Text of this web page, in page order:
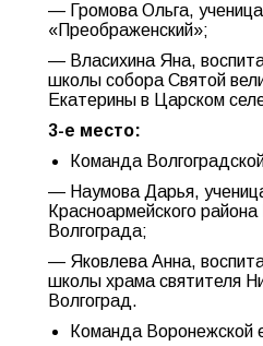
— Громова Ольга,
«Преображенский»;
— Власихина Яна,
школы собора Святой
Екатерины в Царском
3-е место:
Команда
— Наумова Дарья,
Красноармейского
Волгограда;
— Яковлева Анна,
школы храма святителя
Волгоград.
Команда Воронежской